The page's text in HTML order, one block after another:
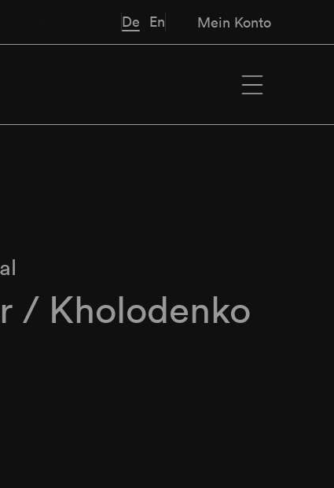
De En Mein Konto
/ Kholodenko